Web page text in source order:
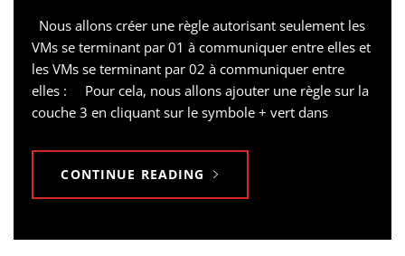
Nous allons créer une règle autorisant seulement les
VMs se terminant par 01 à communiquer entre elles et
les VMs se terminant par 02 à communiquer entre
elles : Pour cela, nous allons ajouter une règle sur la
couche 3 en cliquant sur le symbole + vert dans
CONTINUE READING